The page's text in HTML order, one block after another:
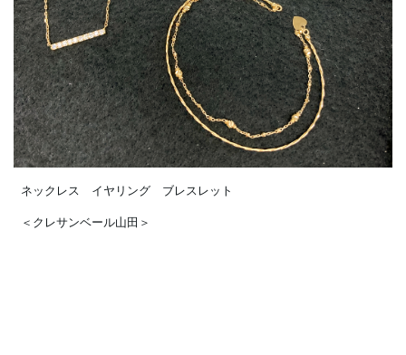
ネックレス イヤリング ブレスレット
＜クレサンベール山田＞